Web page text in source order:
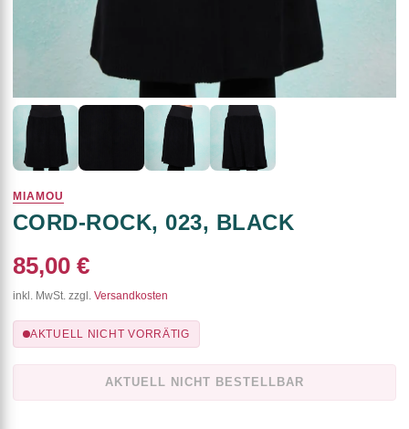
MIAMOU
CORD-ROCK, 023, BLACK
85,00 €
inkl. MwSt. zzgl. Versandkosten
AKTUELL NICHT VORRÄTIG
AKTUELL NICHT BESTELLBAR